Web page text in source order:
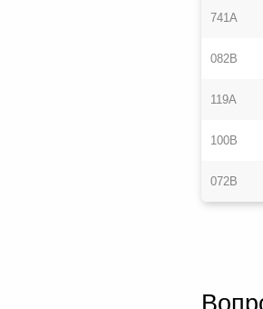
741А
082В
119А
100В
072В